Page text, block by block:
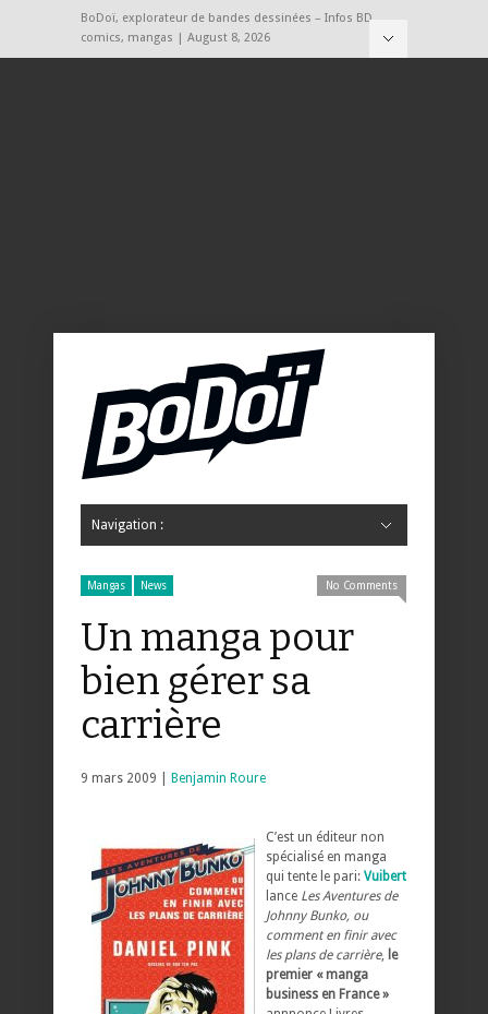
BoDoï, explorateur de bandes dessinées – Infos BD,
comics, mangas | August 8, 2026
Navigation :
Mangas News No Comments
Un manga pour
bien gérer sa
carrière
9 mars 2009 | Benjamin Roure
C’est un éditeur non
spécialisé en manga
qui tente le pari: Vuibert
lance Les Aventures de
Johnny Bunko, ou
comment en finir avec
les plans de carrière,
le
premier « manga
business en France »